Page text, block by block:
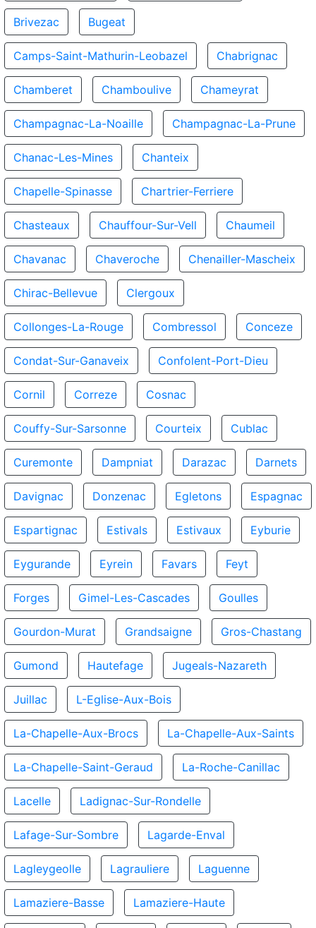
Brivezac Bugeat
Camps-Saint-Mathurin-Leobazel Chabrignac
Chamberet Chamboulive Chameyrat
Champagnac-La-Noaille Champagnac-La-Prune
Chanac-Les-Mines Chanteix
Chapelle-Spinasse Chartrier-Ferriere
Chasteaux Chauffour-Sur-Vell Chaumeil
Chavanac Chaveroche Chenailler-Mascheix
Chirac-Bellevue Clergoux
Collonges-La-Rouge Combressol Conceze
Condat-Sur-Ganaveix Confolent-Port-Dieu
Cornil Correze Cosnac
Couffy-Sur-Sarsonne Courteix Cublac
Curemonte Dampniat Darazac Darnets
Davignac Donzenac Egletons Espagnac
Espartignac Estivals Estivaux Eyburie
Eygurande Eyrein Favars Feyt
Forges Gimel-Les-Cascades Goulles
Gourdon-Murat Grandsaigne Gros-Chastang
Gumond Hautefage Jugeals-Nazareth
Juillac L-Eglise-Aux-Bois
La-Chapelle-Aux-Brocs La-Chapelle-Aux-Saints
La-Chapelle-Saint-Geraud La-Roche-Canillac
Lacelle Ladignac-Sur-Rondelle
Lafage-Sur-Sombre Lagarde-Enval
Lagleygeolle Lagrauliere Laguenne
Lamaziere-Basse Lamaziere-Haute